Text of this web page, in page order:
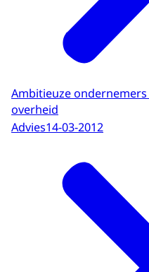
Ambitieuze
overheid
Advies14-03-2012